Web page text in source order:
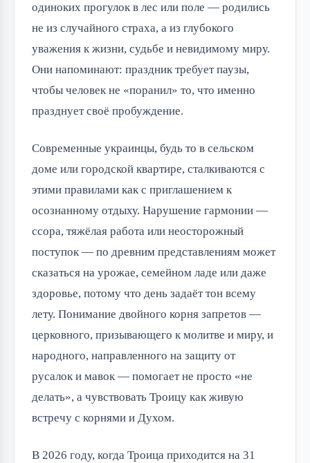
одиноких прогулок в лес или поле — родились
не из случайного страха, а из глубокого
уважения к жизни, судьбе и невидимому миру.
Они напоминают: праздник требует паузы,
чтобы человек не «поранил» то, что именно
празднует своё пробуждение.
Современные украинцы, будь то в сельском
доме или городской квартире, сталкиваются с
этими правилами как с приглашением к
осознанному отдыху. Нарушение гармонии —
ссора, тяжёлая работа или неосторожный
поступок — по древним представлениям может
сказаться на урожае, семейном ладе или даже
здоровье, потому что день задаёт тон всему
лету. Понимание двойного корня запретов —
церковного, призывающего к молитве и миру, и
народного, направленного на защиту от
русалок и мавок — помогает не просто «не
делать», а чувствовать Троицу как живую
встречу с корнями и Духом.
В 2026 году, когда Троица приходится на 31